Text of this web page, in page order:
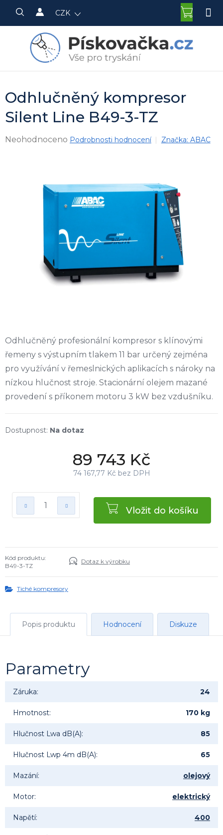
obsah
CZK
KOŠÍK
Odhlučněný kompresor
Silent Line B49-3-TZ
Průměrné
hvězdiček.
Neohodnoceno Podrobnosti hodnocení Značka: ABAC
Odhlučněný profesionální kompresor s klínovými
řemeny s výstupním tlakem 11 bar určený zejména
pro využívání v řemeslnických aplikacích s nároky na
nízkou hlučnost stroje. Stacionární olejem mazané
provedení s příkonem motoru 3 kW bez vzdušníku.
Na dotaz
89 743 Kč
74 167,77 Kč bez DPH
Vložit do košíku
Kód produktu:
B49-3-TZ
Dotaz k výrobku
Tiché kompresory
Popis produktu Hodnocení Diskuze
Parametry
Záruka: 24
Hmotnost: 170 kg
Hlučnost Lwa dB(A): 85
Hlučnost Lwp 4m dB(A): 65
Mazání: olejový
Motor: elektrický
Napětí: 400